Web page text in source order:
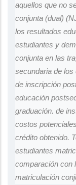
aquellos que no
conjunta (dual)
los resultados
estudiantes y
conjunta en las
secundaria de los
de inscripción
educación
graduación. de
costos
crédito obtenido.
estudiantes
comparación con
matriculación